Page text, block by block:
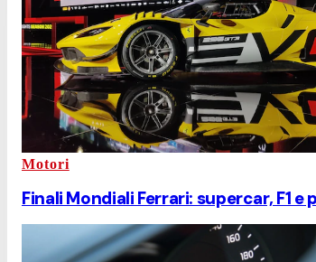
Motori
Finali Mondiali Ferrari: supercar, F1